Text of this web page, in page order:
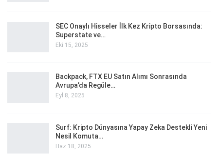
SEC Onaylı Hisseler İlk Kez Kripto Borsasında:
Superstate ve…
Eki 15, 2025
Backpack, FTX EU Satın Alımı Sonrasında
Avrupa’da Regüle…
Eyl 8, 2025
Surf: Kripto Dünyasına Yapay Zeka Destekli Yeni
Nesil Komuta…
Haz 18, 2025